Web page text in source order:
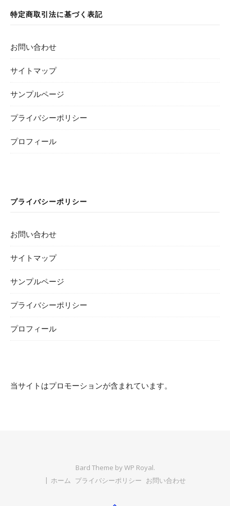
特定商取引法に基づく表記
お問い合わせ
サイトマップ
サンプルページ
プライバシーポリシー
プロフィール
プライバシーポリシー
お問い合わせ
サイトマップ
サンプルページ
プライバシーポリシー
プロフィール
当サイトはプロモーションが含まれています。
Bard Theme byWP Royal.
ホーム プライバシーポリシー お問い合わせ